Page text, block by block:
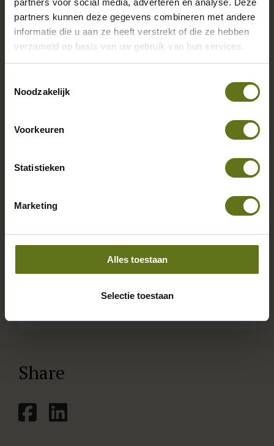
partners kunnen deze gegevens combineren met andere
informatie die u aan ze heeft verstrekt of die ze hebben
verzameld op basis van uw gebruik van hun services.
Noodzakelijk
Voorkeuren
Statistieken
Marketing
Alles toestaan
Selectie toestaan
payrollsoftware ...
Lees meer
HR- en salarissoftware voor ...
Share